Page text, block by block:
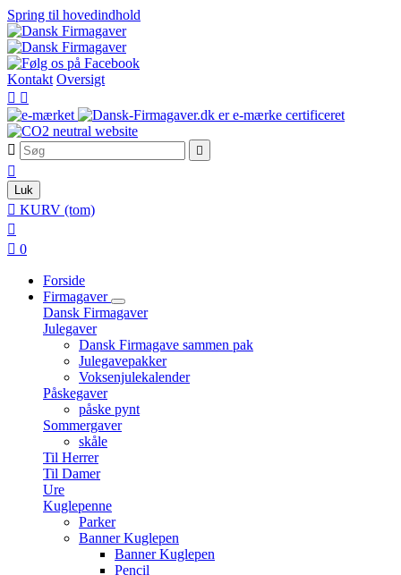
Spring til hovedindhold
Kontakt Oversigt
 
 

Luk
 KURV (tom)

 0
Forside
Firmagaver
Dansk Firmagaver
Julegaver
Dansk Firmagave sammen pak
Julegavepakker
Voksenjulekalender
Påskegaver
påske pynt
Sommergaver
skåle
Til Herrer
Til Damer
Ure
Kuglepenne
Parker
Banner Kuglepen
Banner Kuglepen
Pencil